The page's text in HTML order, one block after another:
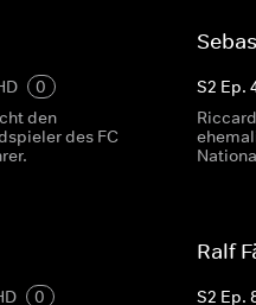
0
den
des FC
S2 Ep.
0
Ralf
S2 Ep.